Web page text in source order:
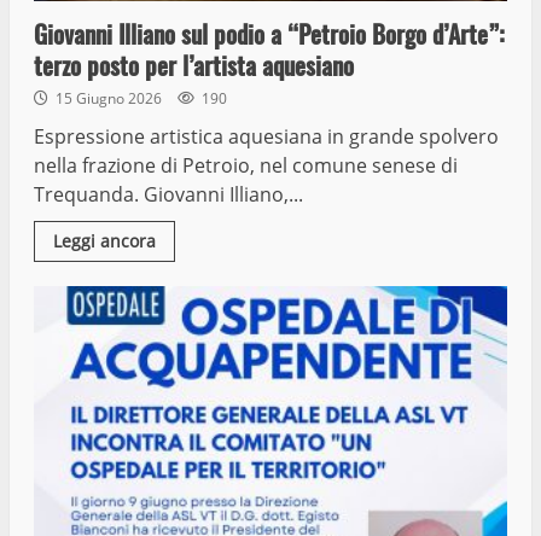
Giovanni Illiano sul podio a “Petroio Borgo d’Arte”:
terzo posto per l’artista aquesiano
15 Giugno 2026 190
Espressione artistica aquesiana in grande spolvero
nella frazione di Petroio, nel comune senese di
Trequanda. Giovanni Illiano,...
Leggi ancora